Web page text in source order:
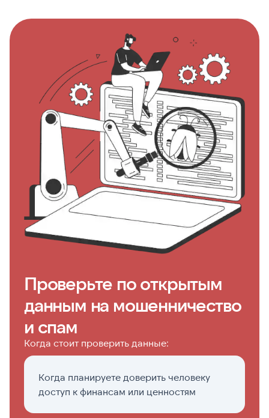
Проверьте по открытым
данным на мошенничество
и спам
Когда стоит проверить данные:
Когда планируете доверить человеку
доступ к финансам или ценностям